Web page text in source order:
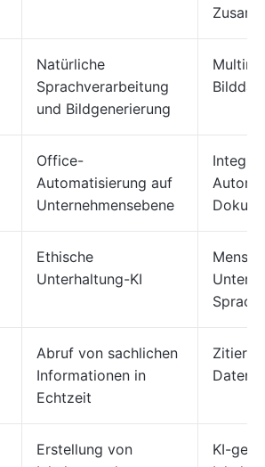
Natürliche
Sprachverarbeitung
und Bildgenerierung
Office-
Automatisierung auf
Unternehmensebene
Ethische
Unterhaltung-KI
Abruf von sachlichen
Informationen in
Echtzeit
Erstellung von
KI-